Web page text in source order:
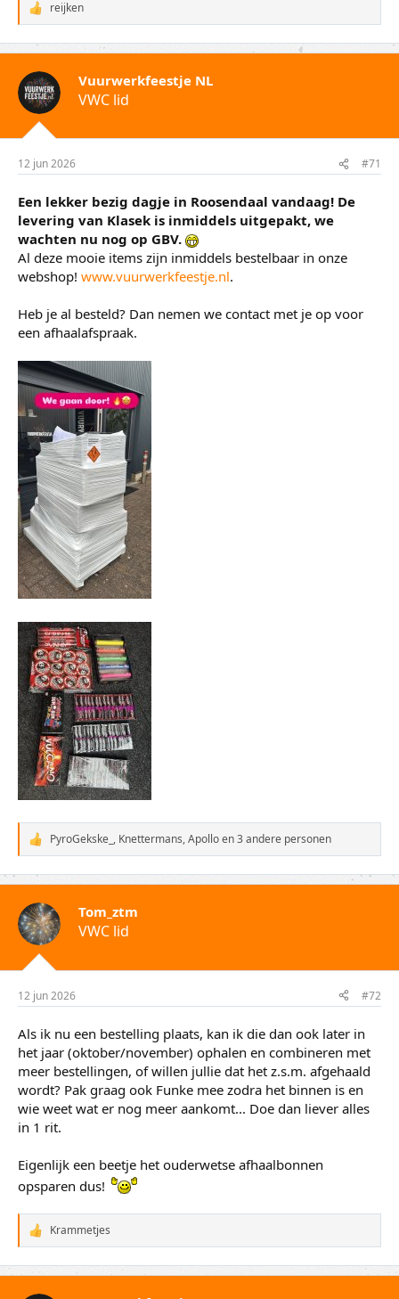
W
a
a
r
d
e
r
i
n
n
reijken
Vuurwerkfeestje NL
VWC lid
12 jun 2026 #71
Een lekker bezig dagje in Roosendaal vandaag! De
levering van Klasek is inmiddels uitgepakt, we
wachten nu nog op GBV.
Al deze mooie items zijn inmiddels bestelbaar in onze
webshop! www.vuurwerkfeestje.nl.
Heb je al besteld? Dan nemen we contact met je op voor
een afhaalafspraak.
W
a
a
r
d
e
r
i
n
n
PyroGekske_ , Knettermans,Apolloen 3 andere personen
Tom_ztm
VWC lid
12 jun 2026 #72
Als ik nu een bestelling plaats, kan ik die dan ook later in
het jaar (oktober/november) ophalen en combineren met
meer bestellingen, of willen jullie dat het z.s.m. afgehaald
wordt? Pak graag ook Funke mee zodra het binnen is en
wie weet wat er nog meer aankomt... Doe dan liever alles
in 1 rit.
Eigenlijk een beetje het ouderwetse afhaalbonnen
opsparen dus!
W
a
a
r
d
Krammetjes